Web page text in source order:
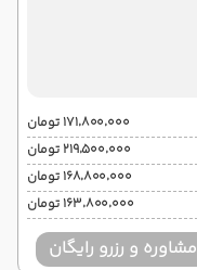
۱۷۱٬۸۰۰٬۰۰۰ تومان
۲۱۹٬۵۰۰٬۰۰۰ تومان
۱۶۸٬۸۰۰٬۰۰۰ تومان
۱۶۳٬۸۰۰٬۰۰۰ تومان
مشاوره و رزرو رایگان